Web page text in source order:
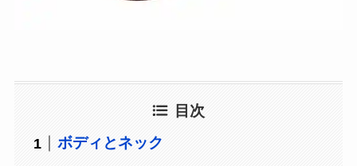
目次
ボディとネック